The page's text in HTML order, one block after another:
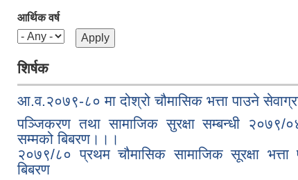
आर्थिक वर्ष
शिर्षक
आ.व.२०७९-८० मा दोश्रो चौमासिक भत्ता पाउने
पञ्जिकरण तथा सामाजिक सुरक्षा सम्बन्धी
सम्मको बिबरण।।।
२०७९/८० प्रथम चौमासिक सामाजिक सूरक्षा भत्ता
बिबरण